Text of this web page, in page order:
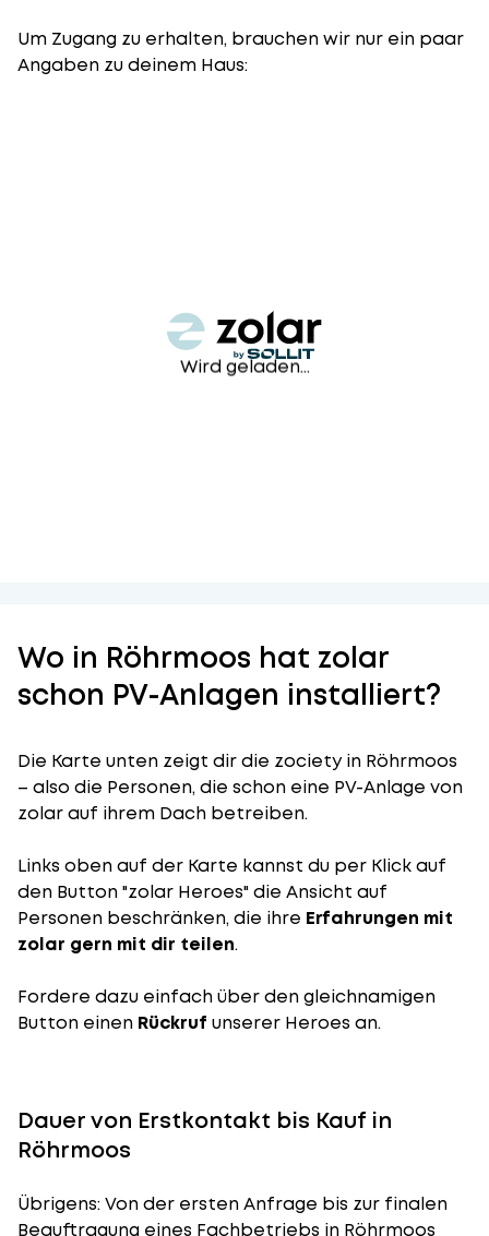
Um Zugang zu erhalten, brauchen wir nur ein paar
Angaben zu deinem Haus:
Wird geladen...
Wo in Röhrmoos hat zolar
schon PV-Anlagen installiert?
Die Karte unten zeigt dir die zociety in Röhrmoos
– also die Personen, die schon eine PV-Anlage von
zolar auf ihrem Dach betreiben.
Links oben auf der Karte kannst du per Klick auf
den Button "zolar Heroes" die Ansicht auf
Personen beschränken, die ihre Erfahrungen mit
zolar gern mit dir teilen.
Fordere dazu einfach über den gleichnamigen
Button einen Rückruf unserer Heroes an.
Dauer von Erstkontakt bis Kauf in
Röhrmoos
Übrigens: Von der ersten Anfrage bis zur finalen
Beauftragung eines Fachbetriebs in Röhrmoos